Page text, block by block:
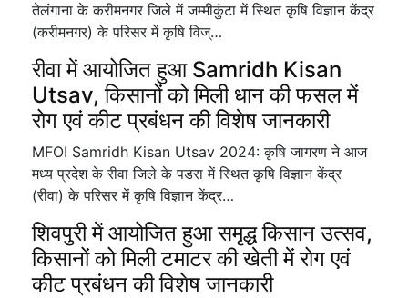
तेलंगाना के करीमनगर जिले में जम्मीकुंटा में स्थित कृषि विज्ञान केंद्र
(करीमनगर) के परिसर में कृषि विज्…
रीवा में आयोजित हुआ Samridh Kisan
Utsav, किसानों को मिली धान की फसल में
रोग एवं कीट प्रबंधन की विशेष जानकारी
MFOI Samridh Kisan Utsav 2024: कृषि जागरण ने आज
मध्य प्रदेश के रीवा जिले के पडरा में स्थित कृषि विज्ञान केंद्र
(रीवा) के परिसर में कृषि विज्ञान केंद्र…
शिवपुरी में आयोजित हुआ समृद्ध किसान उत्सव,
किसानों को मिली टमाटर की खेती में रोग एवं
कीट प्रबंधन की विशेष जानकारी